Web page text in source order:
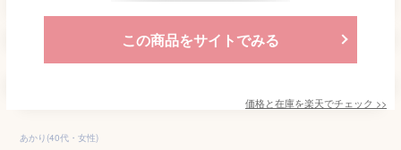
この商品をサイトでみる
価格と在庫を楽天でチェック >>
あかり(40代・女性)